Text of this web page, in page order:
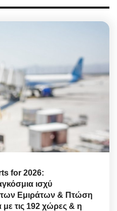
for 2026:
ισχύ
των Εμιράτων & Πτώση
τις 192 χώρες & η